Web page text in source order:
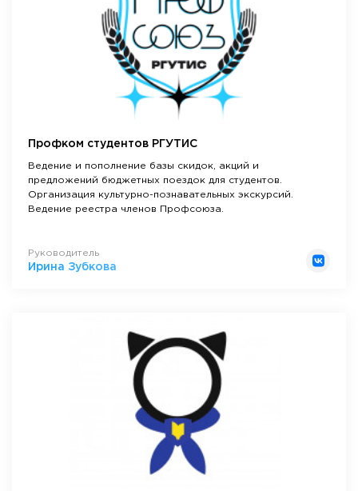
Профком студентов РГУТИС
Ведение и пополнение базы скидок, акций и
предложений бюджетных поездок для студентов.
Организация культурно-познавательных экскурсий.
Ведение реестра членов Профсоюза.
Руководитель
Ирина Зубкова